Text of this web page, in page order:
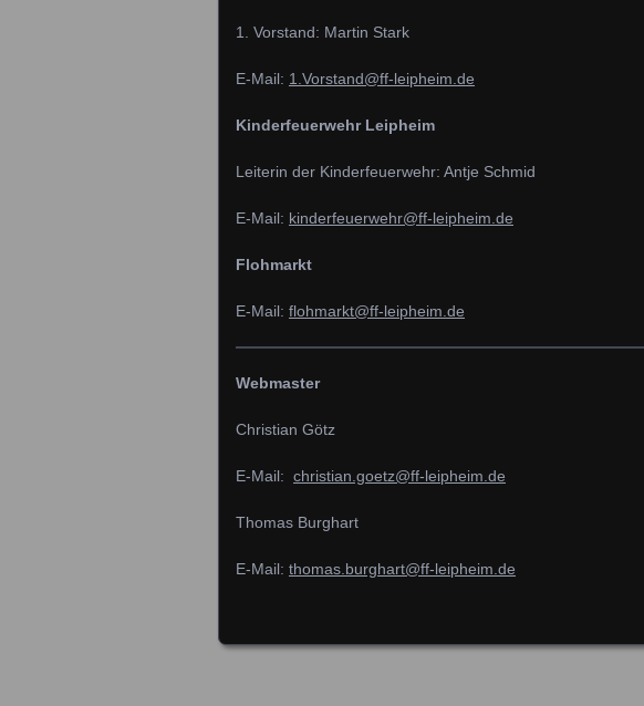
1. Vorstand: Martin Stark
E-Mail: 1.Vorstand@ff-leipheim.de
Kinderfeuerwehr Leipheim
Leiterin der Kinderfeuerwehr: Antje Schmid
E-Mail: kinderfeuerwehr@ff-leipheim.de
Flohmarkt
E-Mail: flohmarkt@ff-leipheim.de
Webmaster
Christian Götz
E-Mail: christian.goetz@ff-leipheim.de
Thomas Burghart
E-Mail: thomas.burghart@ff-leipheim.de